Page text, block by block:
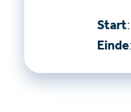
Start
Einde